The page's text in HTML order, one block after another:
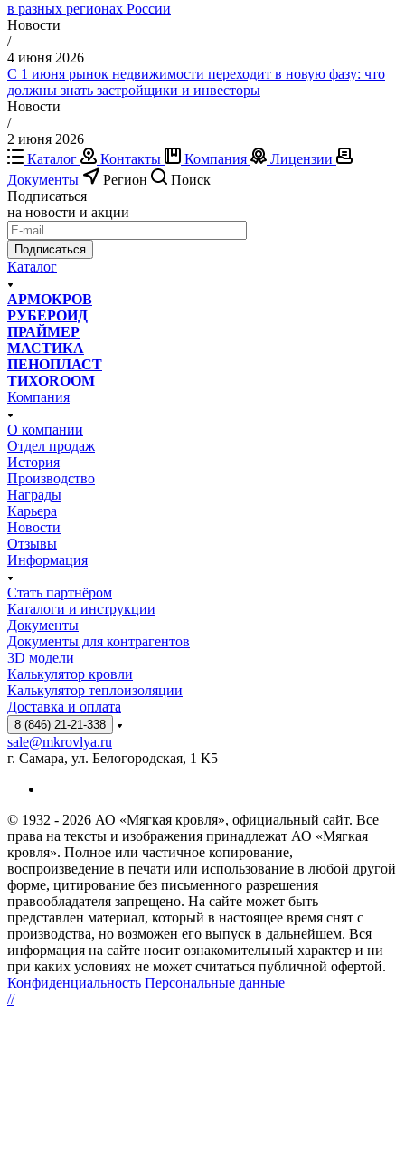
в разных регионах России
Новости
/
4 июня 2026
С 1 июня рынок недвижимости переходит в новую фазу: что
должны знать застройщики и инвесторы
Новости
/
2 июня 2026
Каталог
Контакты Компания
Лицензии
Документы
Регион
Поиск
Подписаться
на новости и акции
Подписаться
Каталог
АРМОКРОВ
РУБЕРОИД
ПРАЙМЕР
МАСТИКА
ПЕНОПЛАСТ
ТИХОROOM
Компания
О компании
Отдел продаж
История
Производство
Награды
Карьера
Новости
Отзывы
Информация
Стать партнёром
Каталоги и инструкции
Документы
Документы для контрагентов
3D модели
Калькулятор кровли
Калькулятор теплоизоляции
Доставка и оплата
8 (846) 21-21-338
sale@mkrovlya.ru
г. Самара, ул. Белогородская, 1 К5
© 1932 - 2026 АО «Мягкая кровля», официальный сайт. Все
права на тексты и изображения принадлежат АО «Мягкая
кровля». Полное или частичное копирование,
воспроизведение в печати или использование в любой другой
форме, цитирование без письменного разрешения
правообладателя запрещено. На сайте может быть
представлен материал, который в настоящее время снят с
производства, но возможен его выпуск в дальнейшем. Вся
информация на сайте носит ознакомительный характер и ни
при каких условиях не может считаться публичной офертой.
Конфиденциальность Персональные данные
//